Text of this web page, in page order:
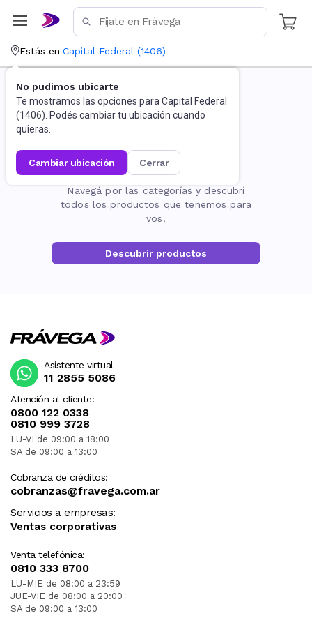
Estás en Capital Federal (1406)
No pudimos ubicarte
Te mostramos las opciones para Capital Federal
(1406). Podés cambiar tu ubicación cuando
quieras.
cambiar ubicación cerrar
La página no existe
Navegá por las categorías y descubrí
todos los productos que tenemos para
vos.
Descubrir productos
Atención al cliente:
0800 122 0338
0810 999 3728
LU-VI de 09:00 a 18:00
SA de 09:00 a 13:00
Cobranza de créditos:
cobranzas@fravega.com.ar
Servicios a empresas:
Ventas corporativas
Venta telefónica:
0810 333 8700
LU-MIE de 08:00 a 23:59
JUE-VIE de 08:00 a 20:00
SA de 09:00 a 13:00
Asistente virtual
11 2855 5086